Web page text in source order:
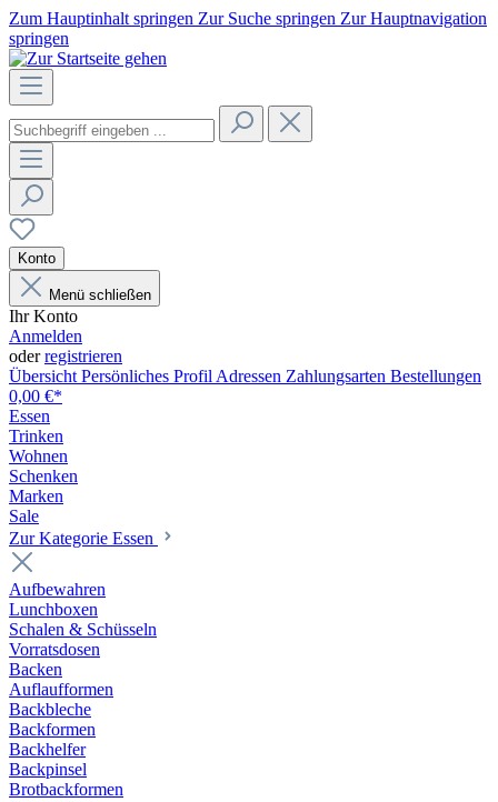
Zum Hauptinhalt springen Zur Suche springen Zur Hauptnavigation
springen
Konto
Menü schließen
Ihr Konto
Anmelden
oderregistrieren
Übersicht Persönliches Profil Adressen Zahlungsarten Bestellungen
0,00 €*
Essen
Trinken
Wohnen
Schenken
Marken
Sale
Zur Kategorie Essen
Aufbewahren
Lunchboxen
Schalen & Schüsseln
Vorratsdosen
Backen
Auflaufformen
Backbleche
Backformen
Backhelfer
Backpinsel
Brotbackformen